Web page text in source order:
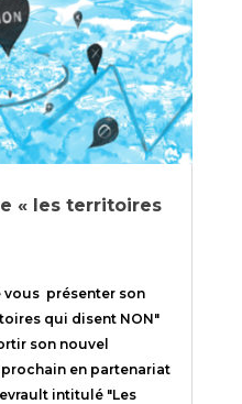
« les territoires
vous présenter son
qui disent NON"
son nouvel
en partenariat
intitulé "Les